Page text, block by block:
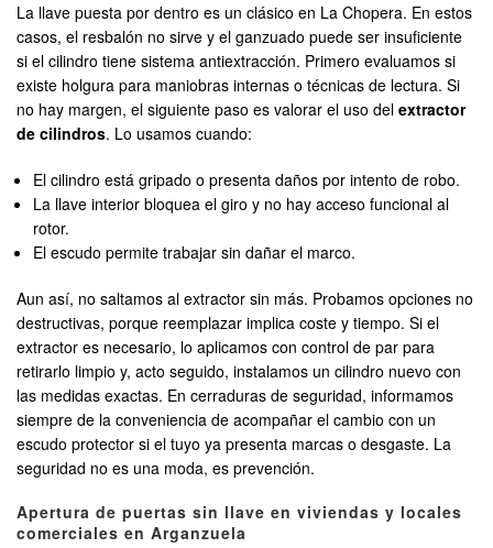
La llave puesta por dentro es un clásico en La Chopera. En estos
casos, el resbalón no sirve y el ganzuado puede ser insuficiente
si el cilindro tiene sistema antiextracción. Primero evaluamos si
existe holgura para maniobras internas o técnicas de lectura. Si
no hay margen, el siguiente paso es valorar el uso del extractor
de cilindros. Lo usamos cuando:
El cilindro está gripado o presenta daños por intento de robo.
La llave interior bloquea el giro y no hay acceso funcional al
rotor.
El escudo permite trabajar sin dañar el marco.
Aun así, no saltamos al extractor sin más. Probamos opciones no
destructivas, porque reemplazar implica coste y tiempo. Si el
extractor es necesario, lo aplicamos con control de par para
retirarlo limpio y, acto seguido, instalamos un cilindro nuevo con
las medidas exactas. En cerraduras de seguridad, informamos
siempre de la conveniencia de acompañar el cambio con un
escudo protector si el tuyo ya presenta marcas o desgaste. La
seguridad no es una moda, es prevención.
Apertura de puertas sin llave en viviendas y locales
comerciales en Arganzuela